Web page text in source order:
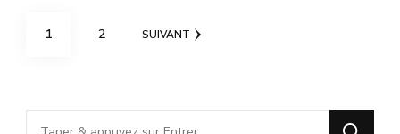
Pagination
PAGE
1 PAGE
2 SUIVANT
Vous